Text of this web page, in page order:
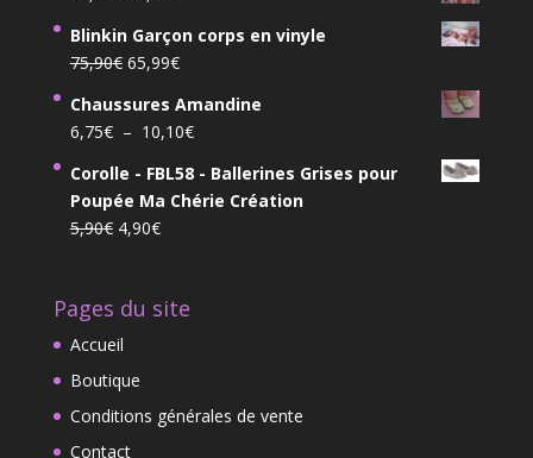
était :
14,90€.
est :
10,90€.
initial
était :
75,90€.
actuel
est :
67,99€.
Blinkin Garçon corps en vinyle
75,90€ Le
initial
était :
75,90€.
65,99€Le
actuel
est :
65,99€.
Chaussures Amandine
6,75€ – 10,10€Plage
prix :
6,75€
Corolle - FBL58 - Ballerines Grises pour
Poupée Ma Chérie Création
5,90€ Le
était :
5,90€.
4,90€Le
est :
Pages du site
Accueil
Boutique
Conditions générales de vente
Contact